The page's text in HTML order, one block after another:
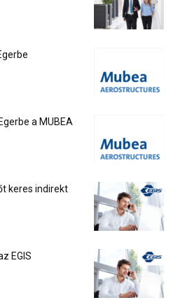
a MUBEA
keres indirekt
EGIS